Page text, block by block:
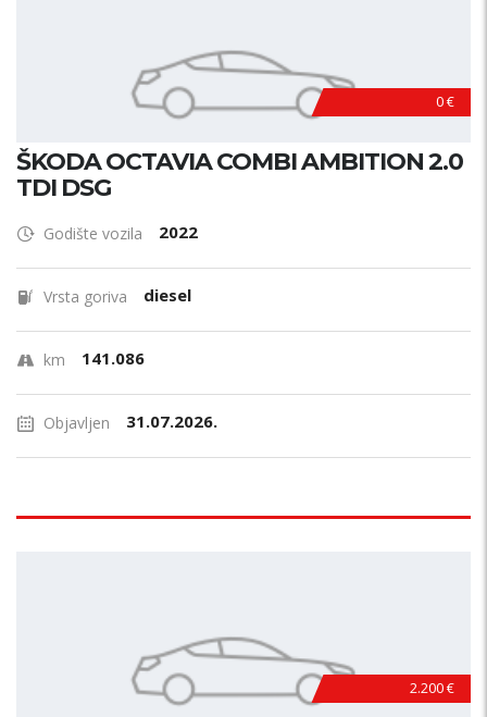
0 €
ŠKODA OCTAVIA COMBI AMBITION 2.0
TDI DSG
Godište vozila 2022
Vrsta goriva diesel
km 141.086
Objavljen 31.07.2026.
2.200 €